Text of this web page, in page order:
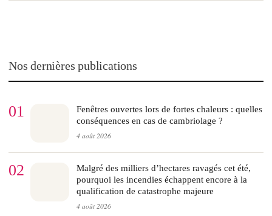
Nos dernières publications
01
Fenêtres ouvertes lors de fortes chaleurs : quelles
conséquences en cas de cambriolage ?
4 août 2026
02
Malgré des milliers d’hectares ravagés cet été,
pourquoi les incendies échappent encore à la
qualification de catastrophe majeure
4 août 2026